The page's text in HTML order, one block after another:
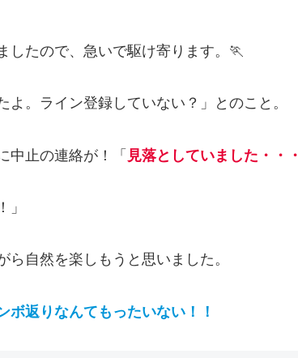
したので、急いで駆け寄ります。🏃
。ライン登録していない？」とのこと。
中止の連絡が！「 見落としていました・・・
」
自然を楽しもうと思いました。
ボ返りなんてもったいない！！